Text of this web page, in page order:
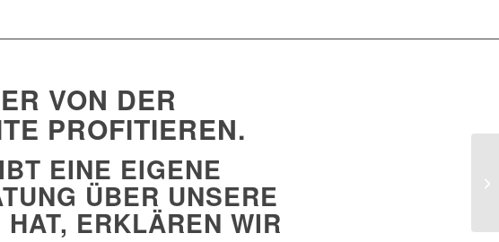
VON DER
PROFITIEREN.
EINE EIGENE
ÜBER UNSERE
ERKLÄREN WIR